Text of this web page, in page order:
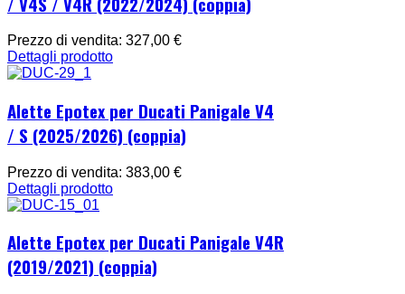
Prezzo di vendita: 327,00 €
Dettagli prodotto
Alette Epotex per Ducati Panigale V4
/ S (2025/2026) (coppia)
Prezzo di vendita: 383,00 €
Dettagli prodotto
Alette Epotex per Ducati Panigale V4R
(2019/2021) (coppia)